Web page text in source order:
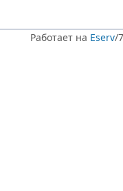
Работает на Eserv/